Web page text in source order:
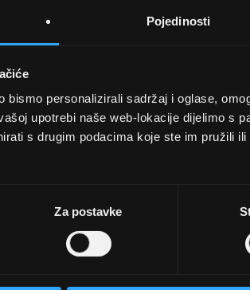
Pojedinosti
bismo personalizirali sadržaj i oglase,
upotrebi naše web-lokacije dijelimo s
s drugim podacima koje ste im pružili
Za postavke
selection
UVJETI
Opći uvjeti
Napredno
Narudžbe i